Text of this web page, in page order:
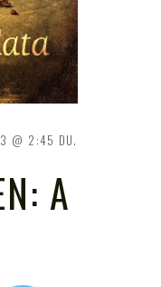
2:45 DU.
A